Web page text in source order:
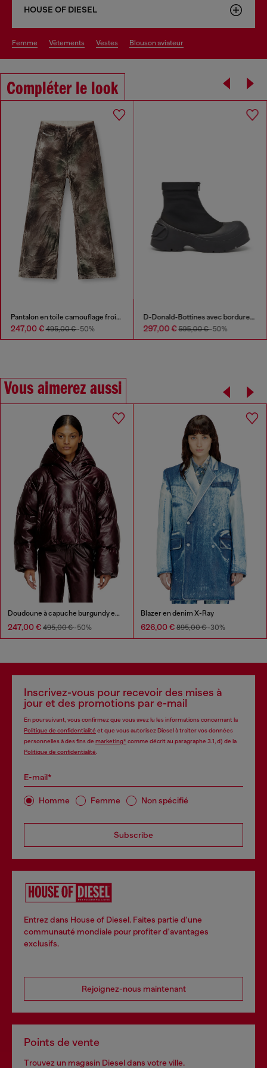
HOUSE OF DIESEL
femme vêtements vestes blouson aviateur
Compléter le look
Pantalon en toile camouflage froissée
247,00 €495,00 €-50%
D-Donald-Bottines avec bordures en caoutchouc
297,00 €595,00 €-50%
Vous aimerez aussi
Doudoune à capuche burgundy en tissu enduit
247,00 € 495,00 €-50%
Blazer en denim X-Ray
626,00 € 895,00 €-30%
Inscrivez-vous pour recevoir des mises à
jour et des promotions par e-mail
En poursuivant, vous confirmez que vous avez lu les informations concernant la
Politique de confidentialité et que vous autorisez Diesel à traiter vos données
personnelles à des fins de marketing*comme décrit au paragraphe 3.1, d) de la
Politique de confidentialité
E-mail*
Homme Femme Non spécifié
Subscribe
Entrez dans House of Diesel. Faites partie d'une
communauté mondiale pour profiter d'avantages
exclusifs.
Rejoignez-nous maintenant
Points de vente
Trouvez un magasin Diesel dans votre ville.